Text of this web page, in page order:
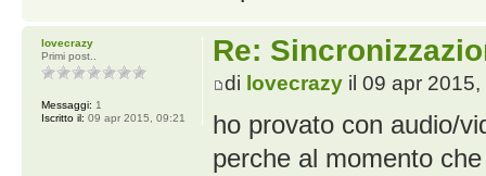
Re:
di lovecrazyil 09 apr 2015,
ho provato con audio/
perche al momento
lovecrazy
Primi post..
Messaggi: 1
Iscritto il: 09 apr 2015, 09:21